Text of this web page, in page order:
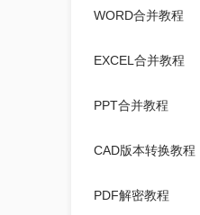
WORD合并教程
EXCEL合并教程
PPT合并教程
CAD版本转换教程
PDF解密教程